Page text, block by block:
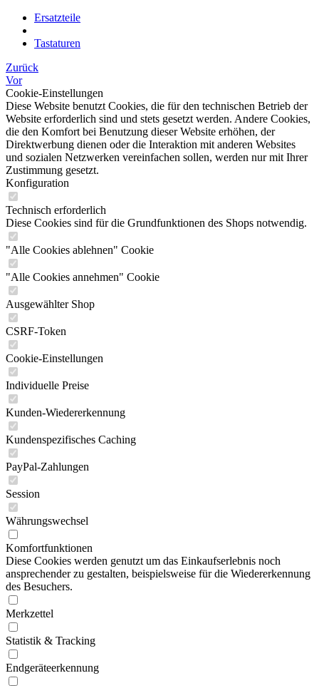
Ersatzteile
Tastaturen
Zurück
Vor
Cookie-Einstellungen
Diese Website benutzt Cookies, die für den technischen Betrieb der
Website erforderlich sind und stets gesetzt werden. Andere Cookies,
die den Komfort bei Benutzung dieser Website erhöhen, der
Direktwerbung dienen oder die Interaktion mit anderen Websites
und sozialen Netzwerken vereinfachen sollen, werden nur mit Ihrer
Zustimmung gesetzt.
Konfiguration
Technisch erforderlich
Diese Cookies sind für die Grundfunktionen des Shops notwendig.
"Alle Cookies ablehnen" Cookie
"Alle Cookies annehmen" Cookie
Ausgewählter Shop
CSRF-Token
Cookie-Einstellungen
Individuelle Preise
Kunden-Wiedererkennung
Kundenspezifisches Caching
PayPal-Zahlungen
Session
Währungswechsel
Komfortfunktionen
Diese Cookies werden genutzt um das Einkaufserlebnis noch
ansprechender zu gestalten, beispielsweise für die Wiedererkennung
des Besuchers.
Merkzettel
Statistik & Tracking
Endgeräteerkennung